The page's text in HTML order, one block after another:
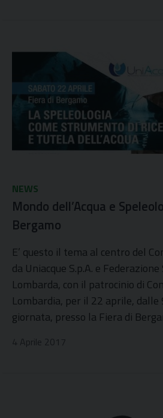
NEWS
Mondo dell’Acqua e
Bergamo
E’ questo il tema al centro del
da Uniacque S.p.A. e
Lombarda, con il patrocinio di
Lombardia, per il 22 aprile,
giornata, presso la Fiera di
4 Aprile 2017